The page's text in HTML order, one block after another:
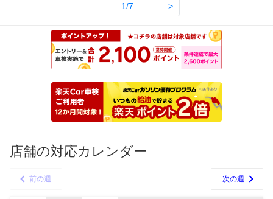
1/7 >
店舗の対応カレンダー
前の週 次の週